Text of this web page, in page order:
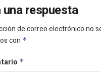
una respuesta
de correo electrónico no
con *
*